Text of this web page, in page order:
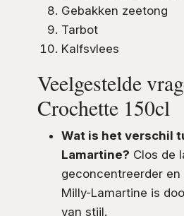
Gebakken zeetong
Tarbot
Kalfsvlees
Veelgestelde
Crochette 150cl
Wat is het verschil
Lamartine? Clos de
geconcentreerder
Milly-Lamartine is
van stijl.